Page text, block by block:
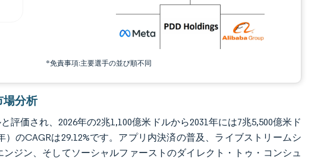
*免責事項:主要選手の並び順不同
分析
評価され、2026年の2兆1,100億米ドルから2031年には7兆5,500億米ド
のCAGRは29.12%です。アプリ内決済の普及、ライブストリームシ
ジン、そしてソーシャルファーストのダイレクト・トゥ・コンシュ